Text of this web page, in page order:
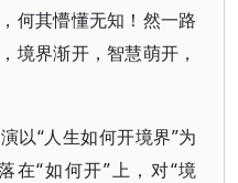
何其懵懂无知！然一路
境界渐开，智慧萌开，
以“人生如何开境界”为
在“如何开”上，对“境